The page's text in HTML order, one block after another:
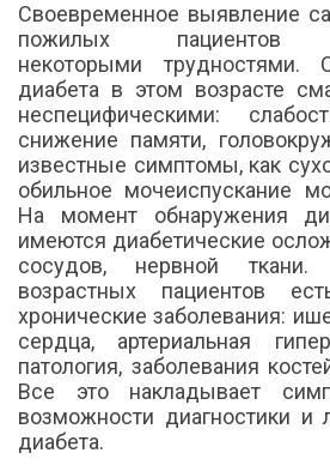
Своевременное выявление
пожилых пациентов
некоторыми трудностями.
диабета в этом возрасте
неспецифическими:
снижение памяти,
известные симптомы, как
обильное мочеиспускание
На момент обнаружения
имеются диабетические
сосудов, нервной
возрастных пациентов
хронические заболевания:
сердца, артериальная
патология, заболевания
Все это накладывает
возможности диагностики и
диабета.